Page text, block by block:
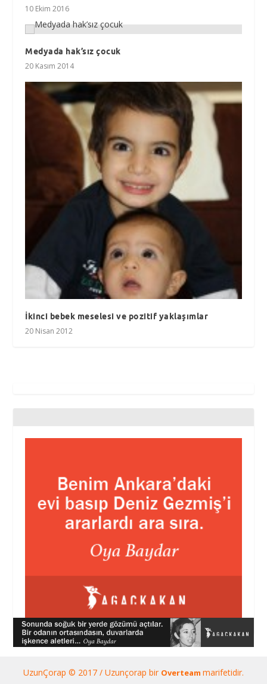
10 Ekim 2016
Medyada hak’sız çocuk
20 Kasım 2014
İkinci bebek meselesi ve pozitif yaklaşımlar
20 Nisan 2012
UzunÇorap © 2017 / Uzunçorap bir Overteam marifetidir.